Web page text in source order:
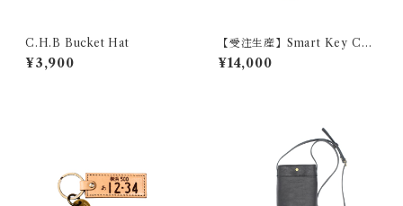
C.H.B Bucket Hat
¥3,900
【受注生産】Smart Key Cas
e 『GROUND PLANE』
¥14,000